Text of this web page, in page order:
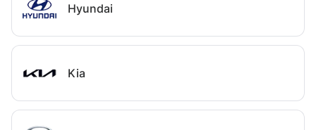
Hyundai
Kia